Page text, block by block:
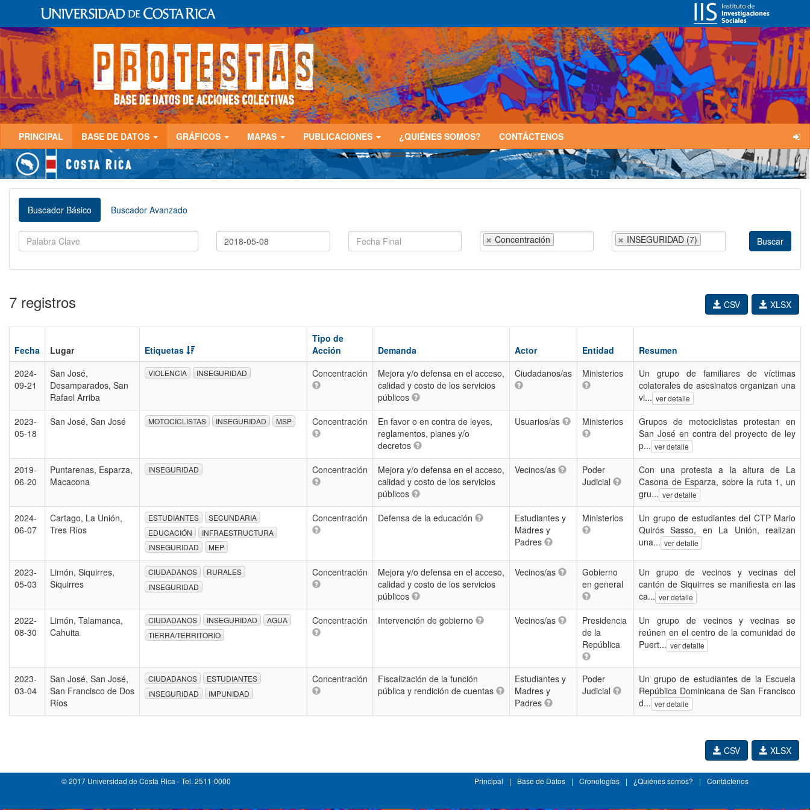
PRINCIPAL BASE DE DATOS GRÁFICOS MAPAS PUBLICACIONES ¿QUIÉNES SOMOS? CONTÁCTENOS
Buscador Básico Buscador Avanzado
Concentración INSEGURIDAD (7)
7 registros XLSX
CSV
Fecha Lugar Etiquetas
Tipo de
Acción
Demanda Actor Entidad
Resumen
2024-
09-21
San José,
Desamparados, San
Rafael Arriba
VIOLENCIA INSEGURIDAD Concentración
Mejora y/o defensa en el acceso,
calidad y costo de los servicios
públicos
Ciudadanos/as Ministerios
Un grupo de familiares de víctimas
colaterales de asesinatos organizan una
vi... ver detalle
2023-
05-18
San José, San José MOTOCICLISTAS INSEGURIDAD MSP Concentración
En favor o en contra de leyes,
reglamentos, planes y/o
decretos
Usuarios/as Ministerios
Grupos de motociclistas protestan en
San José en contra del proyecto de ley
p... ver detalle
2019-
06-20
Puntarenas, Esparza,
Macacona
INSEGURIDAD Concentración
Mejora y/o defensa en el acceso,
calidad y costo de los servicios
públicos
Vecinos/as
Poder
Judicial
Con una protesta a la altura de La
Casona de Esparza, sobre la ruta 1, un
gru... ver detalle
2024-
06-07
Cartago, La Unión,
Tres Ríos
ESTUDIANTES
SECUNDARIA
EDUCACIÓN
INFRAESTRUCTURA
INSEGURIDAD
MEP
Concentración Defensa de la educación
Estudiantes y
Madres y
Padres
Ministerios
Un grupo de estudiantes del CTP Mario
Quirós Sasso, en La Unión, realizan
una... ver detalle
2023-
05-03
Limón, Siquirres,
Siquirres
CIUDADANOS
RURALES
INSEGURIDAD
Concentración
Mejora y/o defensa en el acceso,
calidad y costo de los servicios
públicos
Vecinos/as
Gobierno
en general
Un grupo de vecinos y vecinas del
cantón de Siquirres se manifiesta en las
ca... ver detalle
2022-
08-30
Limón, Talamanca,
Cahuita
CIUDADANOS INSEGURIDAD
AGUA
TIERRA/TERRITORIO
Concentración Intervención de gobierno Vecinos/as
Presidencia
de la
República
Un grupo de vecinos y vecinas se
reúnen en el centro de la comunidad de
Puert... ver detalle
2023-
03-04
San José, San José,
San Francisco de Dos
Ríos
CIUDADANOS
ESTUDIANTES
INSEGURIDAD
IMPUNIDAD
Concentración
Fiscalización de la función
pública y rendición de cuentas
Estudiantes y
Madres y
Padres
Poder
Judicial
Un grupo de estudiantes de la Escuela
República Dominicana de San Francisco
d... ver detalle
XLSX
CSV
© 2017 Universidad de Costa Rica - Tel. 2511-0000 Principal | Base de Datos | Cronologías | ¿Quiénes somos? | Contáctenos